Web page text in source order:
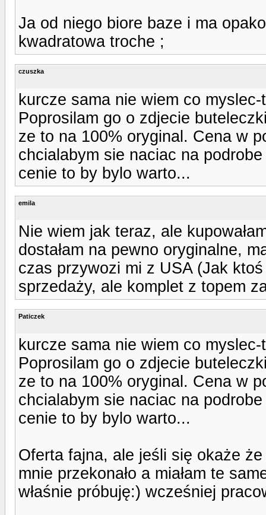
Ja od niego biore baze i ma
kwadratowa troche ;
czuszka
kurcze sama nie wiem co
Poprosilam go o zdjecie
ze to na 100% oryginal. Cena w
chcialabym sie naciac na
cenie to by bylo warto...
emila
Nie wiem jak teraz, ale
dostałam na pewno oryginalne,
czas przywozi mi z USA (Jak
sprzedaży, ale komplet z topem
Paticzek
kurcze sama nie wiem co
Poprosilam go o zdjecie
ze to na 100% oryginal. Cena w
chcialabym sie naciac na
cenie to by bylo warto...
Oferta fajna, ale jeśli się okaże
mnie przekonało a miałam te
właśnie próbuję:) wcześniej